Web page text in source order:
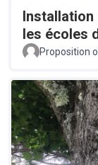
Installation
les écoles
Proposition